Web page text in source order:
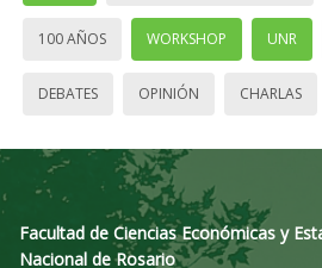
100 AÑOS WORKSHOP UNR
DEBATES OPINIÓN CHARLAS
Facultad de Ciencias Económicas y
Nacional de Rosario